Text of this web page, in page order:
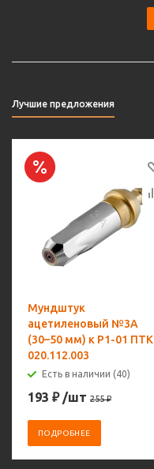
Лучшие предложения
Мундштук
ацетиленовый №3А
(30–50 мм) к Р1-01 ПТК
020.112.003
Есть в наличии (40)
193 ₽ /шт 255₽
ПОДРОБНЕЕ